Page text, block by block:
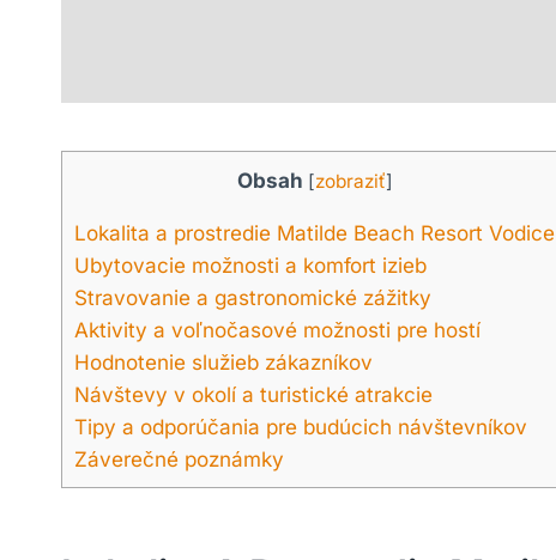
Obsah [zobraziť]
Lokalita a prostredie Matilde Beach Resort Vodice
Ubytovacie možnosti a komfort izieb
Stravovanie a gastronomické zážitky
Aktivity a voľnočasové možnosti pre hostí
Hodnotenie služieb zákazníkov
Návštevy v okolí a turistické atrakcie
Tipy a odporúčania pre budúcich návštevníkov
Záverečné poznámky